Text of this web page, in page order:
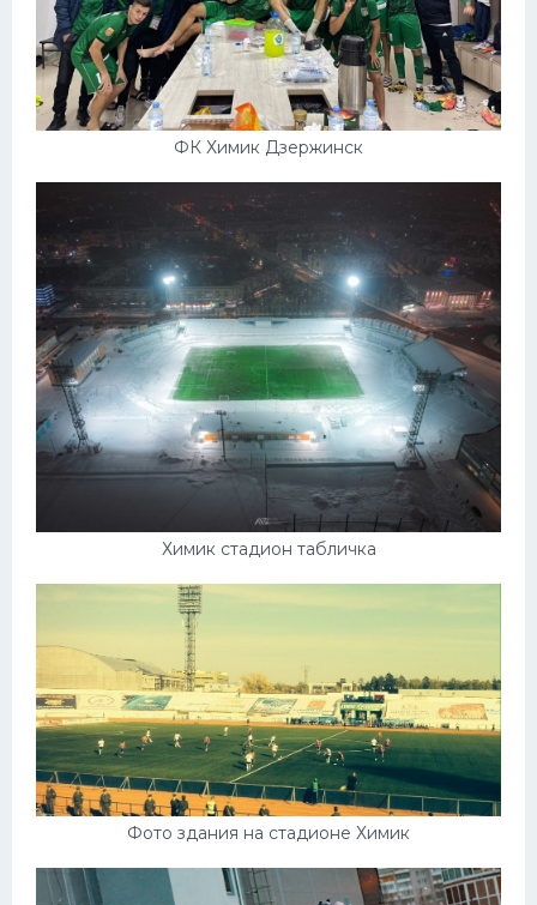
ФК Химик Дзержинск
Химик стадион табличка
Фото здания на стадионе Химик